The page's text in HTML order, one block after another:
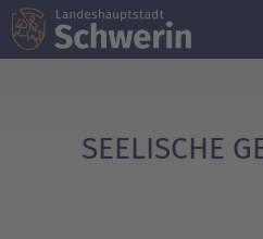
Sie sind hier: Seelische Gesundheit
SEELISCHE